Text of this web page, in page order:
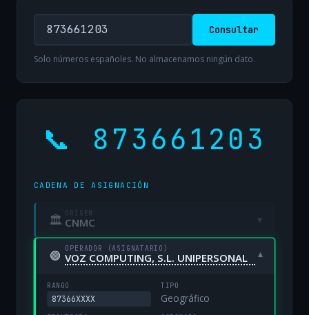
Consultar
Solo números españoles. No almacenamos ningún dato.
📞 873661203
CADENA DE ASIGNACIÓN
🏛 ORIGEN
CNMC ▾
🟢 OPERADOR (ASIGNATARIO)
VOZ COMPUTING, S.L. UNIPERSONAL ▾
RANGO
87366XXXX
TIPO
Geográfico